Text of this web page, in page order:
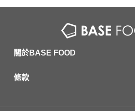
關於BASE FOOD
條款